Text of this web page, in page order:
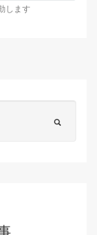
します